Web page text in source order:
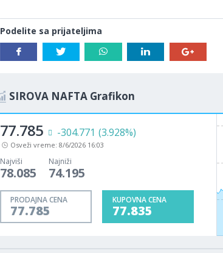
Podelite sa prijateljima
SIROVA NAFTA Grafikon
77.805 -306.928 (3.955%)
Osveži vreme: 8/6/2026 16:03
Najviši
78.085
Najniži
74.195
PRODAJNA CENA
77.805
KUPOVNA CENA
77.855